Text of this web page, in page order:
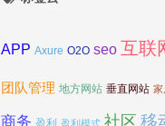
APP Axure O2O seo 互联
团队管理 地方网站 垂直网站 家
商务 盈利 盈利模式 社区 移